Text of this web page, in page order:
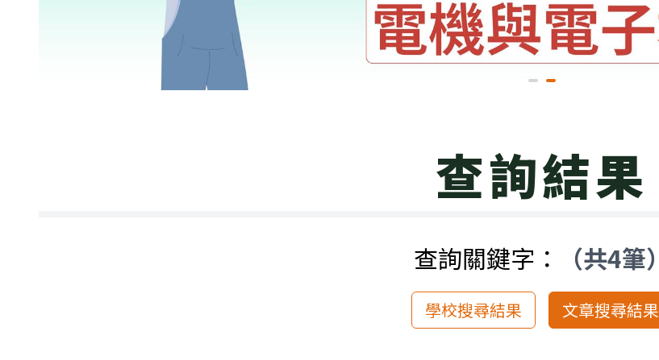
查詢結果
查詢關鍵字： （共4筆）
學校搜尋結果 文章搜尋結果